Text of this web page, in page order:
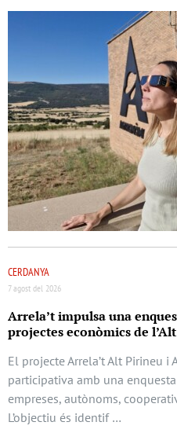
CERDANYA
7 agost del 2026
Arrela’t impulsa una
projectes econòmics de
El projecte Arrela’t Alt Pirineu
participativa amb una
empreses, autònoms,
L’objectiu és identif …